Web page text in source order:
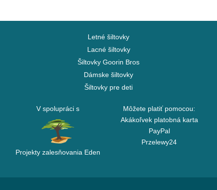
Letné šiltovky
Lacné šiltovky
Šiltovky Goorin Bros
Dámske šiltovky
Šiltovky pre deti
V spolupráci s
Projekty zalesňovania Eden
Môžete platiť pomocou:
Akákoľvek platobná karta
PayPal
Przelewy24